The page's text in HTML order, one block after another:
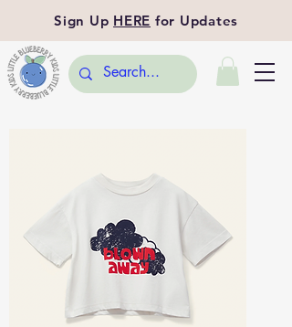
Sign Up HERE for Updates